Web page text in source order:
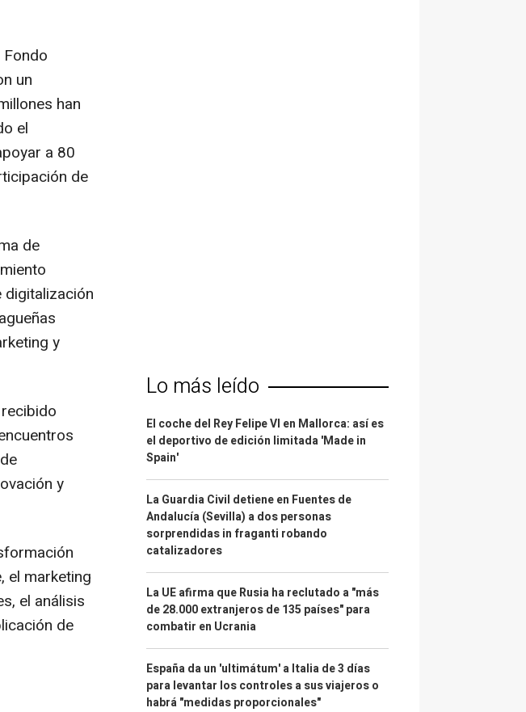
un
han
el
a 80
de
de
y
y
el marketing
el análisis
de
Lo más leído
El coche del Rey Felipe VI en Mallorca: así es
el deportivo de edición limitada 'Made in
Spain'
La Guardia Civil detiene en Fuentes de
Andalucía (Sevilla) a dos personas
sorprendidas in fraganti robando
catalizadores
La UE afirma que Rusia ha reclutado a "más
de 28.000 extranjeros de 135 países" para
combatir en Ucrania
España da un 'ultimátum' a Italia de 3 días
para levantar los controles a sus viajeros o
habrá "medidas proporcionales"